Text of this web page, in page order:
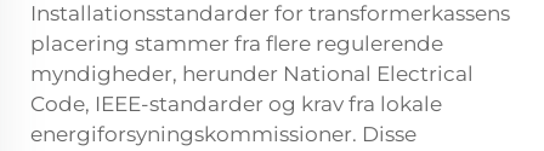
Installationsstandarder for transformerkassens
placering stammer fra flere regulerende
myndigheder, herunder National Electrical
Code, IEEE-standarder og krav fra lokale
energiforsyningskommissioner. Disse